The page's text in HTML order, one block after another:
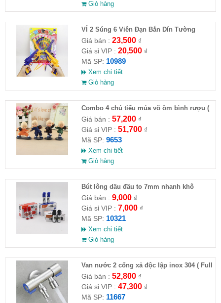
Giỏ hàng
VỈ 2 Súng 6 Viên Đạn Bắn Dín Tường
Giá bán : 23,500₫
Giá sỉ VIP : 20,500₫
Mã SP: 10989
Xem chi tiết
Giỏ hàng
Combo 4 chú tiểu múa võ ôm bình rượu (
HĐ )
Giá bán : 57,200₫
Giá sỉ VIP : 51,700₫
Mã SP: 9653
Xem chi tiết
Giỏ hàng
Bút lông dầu đầu to 7mm nhanh khô
Giá bán : 9,000₫
Giá sỉ VIP : 7,000₫
Mã SP: 10321
Xem chi tiết
Giỏ hàng
Van nước 2 cổng xả độc lập inox 304 ( Full
VAT )
Giá bán : 52,800₫
Giá sỉ VIP : 47,300₫
Mã SP: 11667